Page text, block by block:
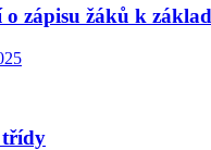
o zápisu žáků k
třídy